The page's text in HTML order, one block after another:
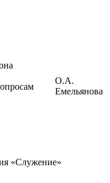
О.А.
Емельянова
«Служение»